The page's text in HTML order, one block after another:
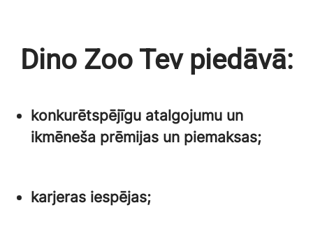
Dino Zoo Tev piedāvā:
konkurētspējīgu atalgojumu un
ikmēneša prēmijas un piemaksas;
karjeras iespējas;